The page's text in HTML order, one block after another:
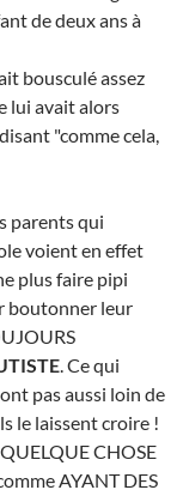
de deux ans à
bousculé assez
lui avait alors
"comme cela,
parents qui
voient en effet
plus faire pipi
boutonner leur
. Ce qui
pas aussi loin de
le laissent croire !
CHOSE
AYANT DES